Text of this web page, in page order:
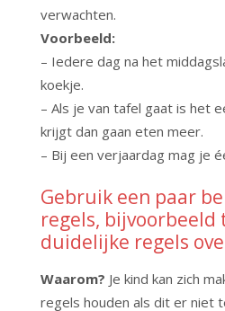
verwachten.
Voorbeeld:
– Iedere dag na het
koekje.
– Als je van tafel gaat is het
krijgt dan gaan eten meer.
– Bij een verjaardag mag je
Gebruik een paar
regels, bijvoorbeeld
duidelijke regels
Waarom? Je kind kan zich
regels houden als dit er niet